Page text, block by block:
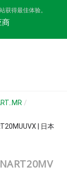
得最佳体验。
商
/
| 日本